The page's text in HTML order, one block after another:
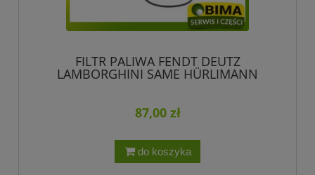
FILTR PALIWA FENDT DEUTZ
LAMBORGHINI SAME HÜRLIMANN
87,00 zł
do koszyka